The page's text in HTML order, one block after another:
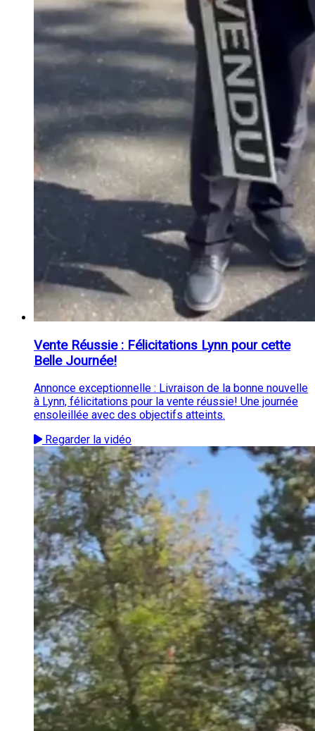
Vente Réussie : Félicitations Lynn pour cette
Belle Journée!
Annonce exceptionnelle : Livraison de la bonne nouvelle
à Lynn, félicitations pour la vente réussie! Une journée
ensoleillée avec des objectifs atteints.
Regarder la vidéo